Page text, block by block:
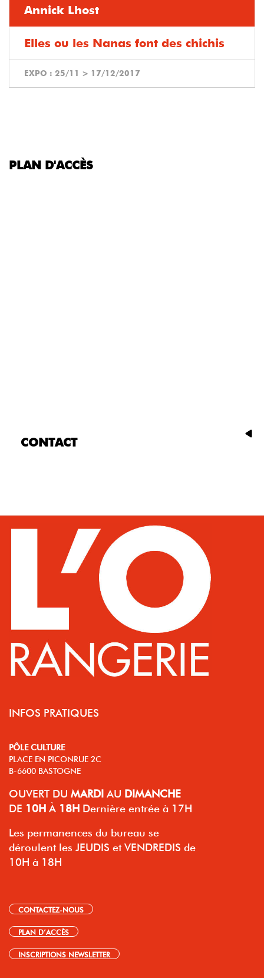
Annick Lhost
Elles ou les Nanas font des chichis
EXPO : 25/11 > 17/12/2017
PLAN D'ACCÈS
CONTACT
INFOS PRATIQUES
PÔLE CULTURE
PLACE EN PICONRUE 2C
B-6600 BASTOGNE
OUVERT DU MARDI AU DIMANCHE
DE 10H À 18H Dernière entrée à 17H
Les permanences du bureau se
déroulent les JEUDIS et VENDREDIS de
10H à 18H
CONTACTEZ-NOUS
PLAN D’ACCÈS
INSCRIPTIONS NEWSLETTER